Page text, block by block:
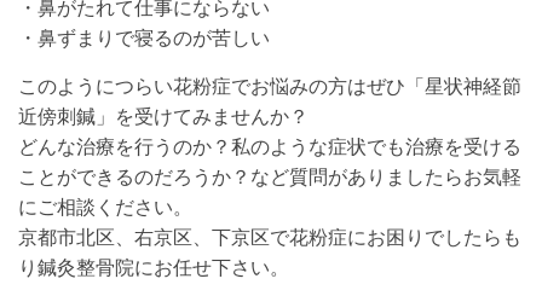
・鼻がたれて仕事にならない
・鼻ずまりで寝るのが苦しい
このようにつらい花粉症でお悩みの方はぜひ「星状神経節
近傍刺鍼」を受けてみませんか？
どんな治療を行うのか？私のような症状でも治療を受ける
ことができるのだろうか？など質問がありましたらお気軽
にご相談ください。
京都市北区、右京区、下京区で花粉症にお困りでしたらも
り鍼灸整骨院にお任せ下さい。